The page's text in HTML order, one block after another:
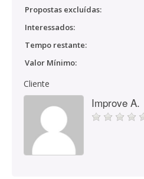
Propostas excluídas:
Interessados:
Tempo restante:
Valor Mínimo:
Cliente
Improve A.